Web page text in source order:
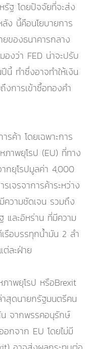
รัฐ โดยปัจจัยที่จะส่ง
ง นี้คือนโยบายการ
ยของธนาคารกลาง
งว่า FED น่าจะปรับ
นี้ ทำซึ่งอาจทำให้เงิน
งการเข้าซื้อทองคำ
ค้า โดยเฉพาะการ
ภาพยุโรป (EU) ที่ทาง
กยุโรปมูลค่า 4,000
จรจาการค้าระหว่าง
วามชัดเจน รวมถึง
และอิหร่าน ที่มีความ
รือบรรทุกน้ำมัน 2 ลำ
ต่ละฝ่าย
าพยุโรป หรือBrexit
สุดนายกรัฐมนตรีคน
จากพรรคอนุรักษ์
กจาก EU โดยไม่มี